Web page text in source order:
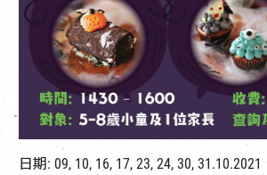
日期: 09, 10, 16, 17, 23, 24, 30, 31.10.2021